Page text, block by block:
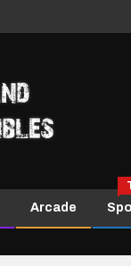
Arcade